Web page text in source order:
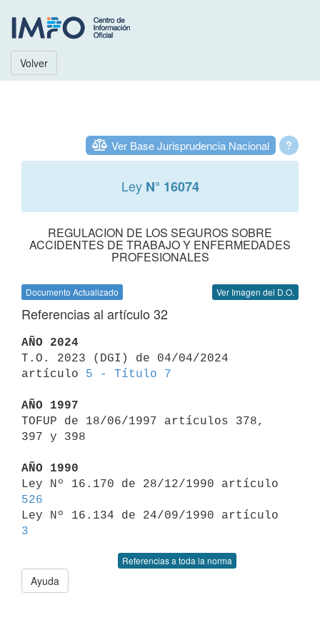
Volver
?
Ver Base Jurisprudencia Nacional
Ley N° 16074
REGULACION DE LOS SEGUROS SOBRE
ACCIDENTES DE TRABAJO Y ENFERMEDADES
PROFESIONALES
Documento Actualizado Ver Imagen del D.O.
Referencias al artículo 32
AÑO 2024
T.O. 2023 (DGI) de 04/04/2024
artículo 5 - Título 7
AÑO 1997
TOFUP de 18/06/1997 artículos 378,
397 y 398
AÑO 1990
526
3
Referencias a toda la norma
Ayuda